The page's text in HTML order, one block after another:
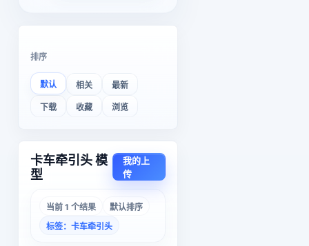
排序
默认 相关 最新
下载 收藏 浏览
卡车牵引头 模
型
我的上
传
当前 1 个结果
默认排序
标签：卡车牵引头